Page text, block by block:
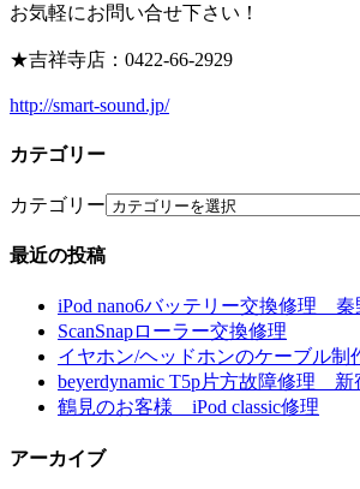
お気軽にお問い合せ下さい！
★吉祥寺店：0422-66-2929
http://smart-sound.jp/
カテゴリー
カテゴリー
最近の投稿
iPod nano6バッテリー交換修理 秦
ScanSnapローラー交換修理
イヤホン/ヘッドホンのケーブル
beyerdynamic T5p片方故障修理 新
鶴見のお客様 iPod classic修理
アーカイブ